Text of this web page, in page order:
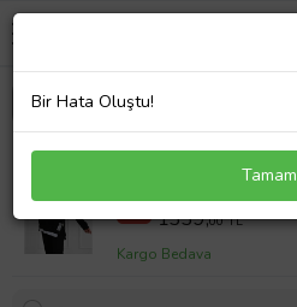
Kadın Büyük Beden
Eşofman Takımı 3613-
%13 1539,00 TL
1339,00 TL
Kargo Bedava
Bir Hata Oluştu!
Tamam